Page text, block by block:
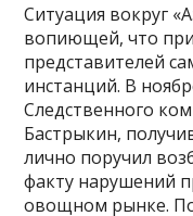
Ситуация вокруг
вопиющей, что
представителей
инстанций. В
Следственного
Бастрыкин,
лично поручил
факту нарушений
овощном рынке.